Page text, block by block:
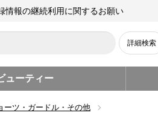
情報の継続利用に関するお願い
詳細検索
ューティー
ーツ・ガードル・その他